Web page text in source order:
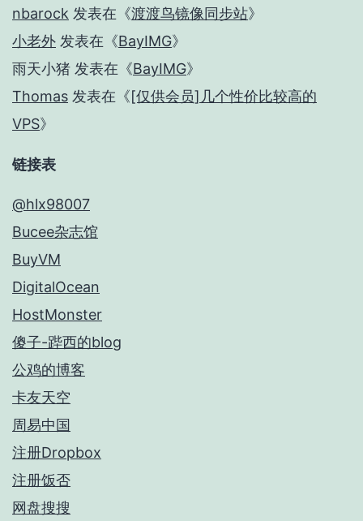
nbarock 发表在《渡渡鸟镜像同步站》
小老外 发表在《BayIMG》
雨天小猪 发表在《BayIMG》
Thomas 发表在《[仅供会员]几个性价比较高的
VPS》
链接表
@hlx98007
Bucee杂志馆
BuyVM
DigitalOcean
HostMonster
傻子-跸西的blog
公鸡的博客
卡友天空
周易中国
注册Dropbox
注册饭否
网盘搜搜